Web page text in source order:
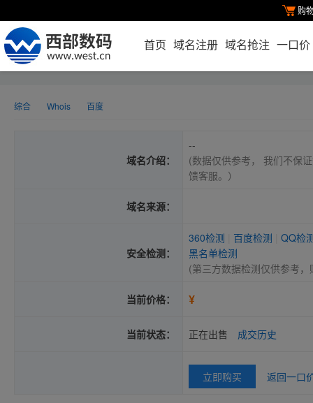
购
首页 域名注册 域名抢注 一口价
综合 Whois 百度
域名介绍：
--
(数据仅供参考， 我们不保
馈客服。）
域名来源：
安全检测：
360检测 百度检测
QQ检
黑名单检测
(第三方数据检测仅供参考
当前价格： ¥
当前状态： 正在出售 成交历史
立即购买 返回一口